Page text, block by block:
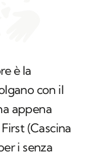
(Cascina
i senza
lo scopo
e sociale
consentano